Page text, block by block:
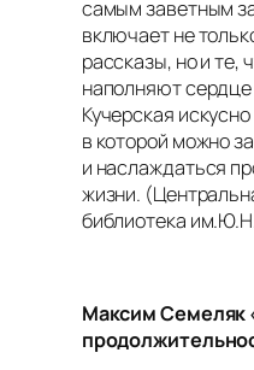
самым заветным
включает не
рассказы, но и те,
наполняют
Кучерская
в которой можно
и наслаждаться
жизни.
библиотека
Максим Семеляк